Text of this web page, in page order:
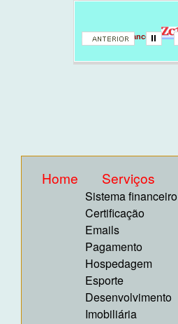
Sistema financeiro
Home Serviços
Sistema financeiro
Certificação
Emails
Pagamento
Hospedagem
Esporte
Desenvolvimento
Imobiliária